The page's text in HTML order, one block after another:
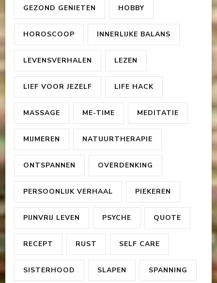
GEZOND GENIETEN HOBBY
HOROSCOOP INNERLIJKE BALANS
LEVENSVERHALEN LEZEN
LIEF VOOR JEZELF LIFE HACK
MASSAGE ME-TIME MEDITATIE
MIJMEREN NATUURTHERAPIE
ONTSPANNEN OVERDENKING
PERSOONLIJK VERHAAL PIEKEREN
PIJNVRIJ LEVEN PSYCHE QUOTE
RECEPT RUST SELF CARE
SISTERHOOD SLAPEN SPANNING